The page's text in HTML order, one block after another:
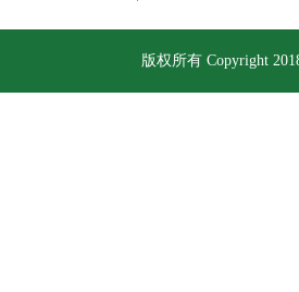
版权所有 Copyright